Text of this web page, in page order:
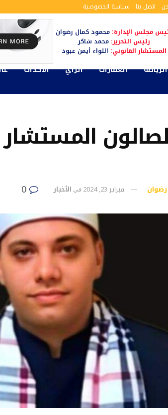
اتصل بنا سياسة الخصوصية
مجلس الإدارة: محمود كمال رضوان
رئيس التحرير:محمد شاكر
المستشار القانوني: اللواء أيمن عبود
الرياضة العقارات الرأي الأحداث
فبراير 23, 2024 في الأخبار